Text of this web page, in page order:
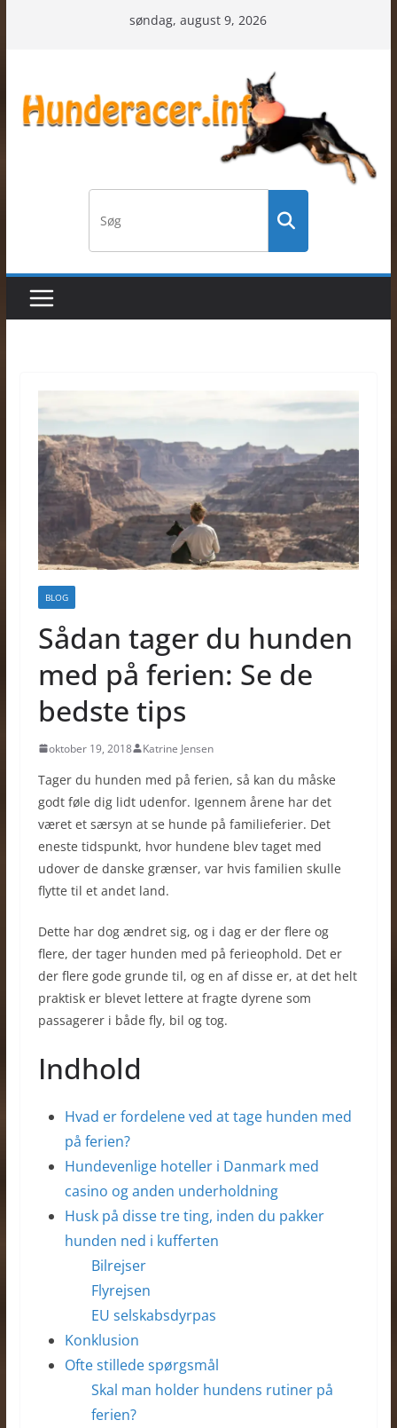
søndag, august 9, 2026
BLOG
Sådan tager du hunden
med på ferien: Se de
bedste tips
oktober 19, 2018 Katrine Jensen
Tager du hunden med på ferien, så kan du måske
godt føle dig lidt udenfor. Igennem årene har det
været et særsyn at se hunde på familieferier. Det
eneste tidspunkt, hvor hundene blev taget med
udover de danske grænser, var hvis familien skulle
flytte til et andet land.
Dette har dog ændret sig, og i dag er der flere og
flere, der tager hunden med på ferieophold. Det er
der flere gode grunde til, og en af disse er, at det helt
praktisk er blevet lettere at fragte dyrene som
passagerer i både fly, bil og tog.
Indhold
Hvad er fordelene ved at tage hunden med
på ferien?
Hundevenlige hoteller i Danmark med
casino og anden underholdning
Husk på disse tre ting, inden du pakker
hunden ned i kufferten
Bilrejser
Flyrejsen
EU selskabsdyrpas
Konklusion
Ofte stillede spørgsmål
Skal man holder hundens rutiner på
ferien?